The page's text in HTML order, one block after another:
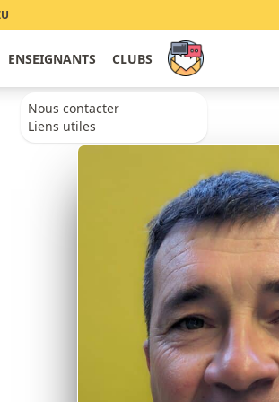
ENSEIGNANTS CLUBS
Nous contacter
Liens utiles